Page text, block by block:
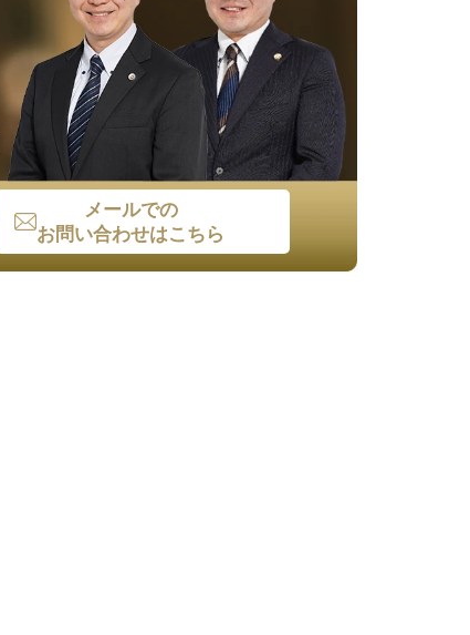
メールでの
お問い合わせはこちら